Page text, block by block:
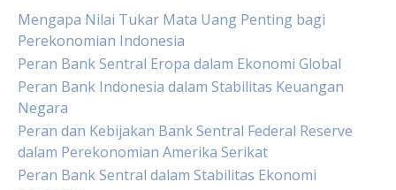
Mengapa Nilai Tukar Mata Uang Penting bagi
Perekonomian Indonesia
Peran Bank Sentral Eropa dalam Ekonomi Global
Peran Bank Indonesia dalam Stabilitas Keuangan
Negara
Peran dan Kebijakan Bank Sentral Federal Reserve
dalam Perekonomian Amerika Serikat
Peran Bank Sentral dalam Stabilitas Ekonomi